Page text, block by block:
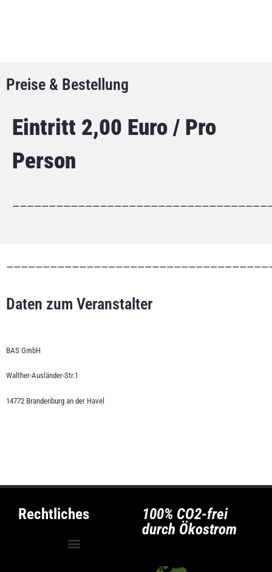
Preise & Bestellung
Eintritt 2,00 Euro / Pro
Person
Daten zum Veranstalter
BAS GmbH
Walther-Ausländer-Str.1
14772 Brandenburg an der Havel
Rechtliches
100% CO2-frei
durch Ökostrom